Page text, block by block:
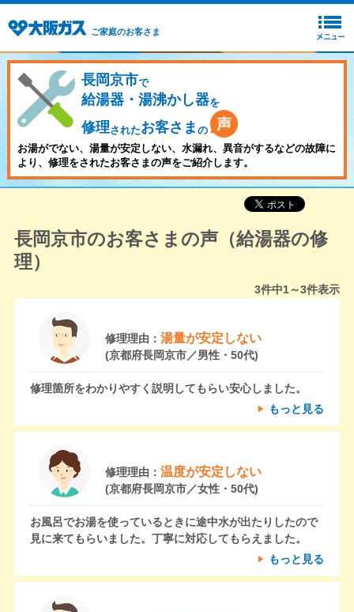
ご家庭のお客さま
長岡京市で
給湯器・湯沸かし器を
修理されたお客さま の
お湯がでない、湯量が安定しない、水漏れ、異音がするなどの故障に
より、修理をされたお客さまの声をご紹介します。
長岡京市のお客さまの声（給湯器の修
理）
3件中1～3件表示
修理理由： 湯量が安定しない
(京都府長岡京市／男性・50代)
修理箇所をわかりやすく説明してもらい安心しました。
もっと見る
修理理由： 温度が安定しない
(京都府長岡京市／女性・50代)
お風呂でお湯を使っているときに途中水が出たりしたので
見に来てもらいました。丁寧に対応してもらえました。
もっと見る